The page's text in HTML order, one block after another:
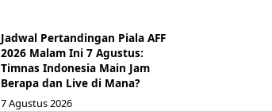
Jadwal Pertandingan Piala AFF
2026 Malam Ini 7 Agustus:
Timnas Indonesia Main Jam
Berapa dan Live di Mana?
7 Agustus 2026